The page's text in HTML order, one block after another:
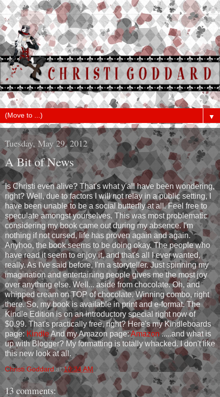
▼
Tuesday, May 29, 2012
A Bit of News
Is Christi even alive? That's what y'all have been wondering,
right? Well, due to factors I will not relay in a public setting, I
have been unable to be a social butterfly at all. Feel free to
speculate amongst yourselves. This was most problematic
considering my book came out during my absence. I'm
nothing if not cursed, life has proven again and again.
Anyhoo, the book seems to be doing okay. The people who
have read it seem to enjoy it, and that's all I ever wanted,
really. As I've said before, I'm a storyteller. Just spinning my
imagination and entertaining people gives me the most joy
over anything else. Well... aside from chocolate. Oh, and
whipped cream on TOP of chocolate. Winning combo, right
there. So, my book is available in print and e-format. The
Kindle Edition is on an introductory special right now of
$0.99. That's practically free, right? Here's my Kindleboards
page: KindleAnd my Amazon page:Amazon .....and what is
up with Blogger? My formatting is totally whacked. I don't like
this new look at all.
Christi Goddard at10:34 AM
13 comments: